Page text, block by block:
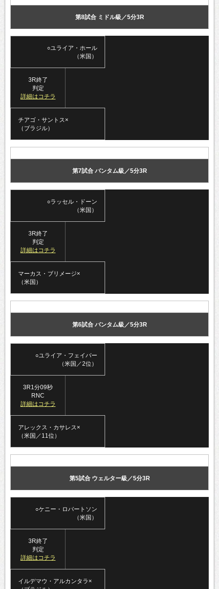
第8試合 ミドル級／5分3R
○ユライア・ホール
（米国）
3R終了
判定
詳細はコチラ
チアゴ・サントス×
（ブラジル）
第7試合 バンタム級／5分3R
○ラッセル・ドーン
（米国）
3R終了
判定
詳細はコチラ
マーカス・ブリメージ×
（米国）
第6試合 バンタム級／5分3R
○ユライア・フェイバー
（米国／2位）
3R1分09秒
RNC
詳細はコチラ
アレックス・カサレス×
（米国／11位）
第5試合 ウェルター級／5分3R
○ケニー・ロバートソン
（米国）
3R終了
判定
詳細はコチラ
イルデマウ・アルカンタラ×